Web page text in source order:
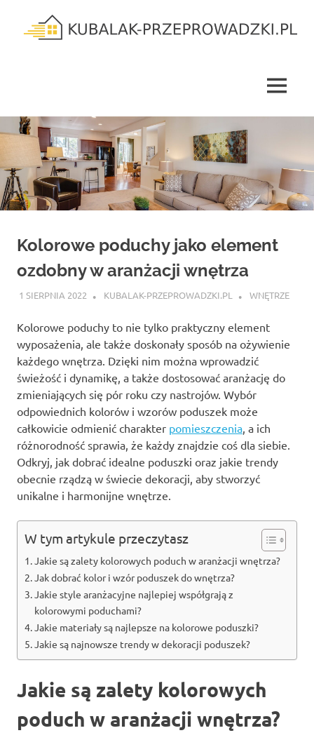
content
MENU
Kolorowe poduchy jako element
ozdobny w aranżacji wnętrza
1 SIERPNIA 2022 KUBALAK-PRZEPROWADZKI.PL WNĘTRZE
Kolorowe poduchy to nie tylko praktyczny element
wyposażenia, ale także doskonały sposób na ożywienie
każdego wnętrza. Dzięki nim można wprowadzić
świeżość i dynamikę, a także dostosować aranżację do
zmieniających się pór roku czy nastrojów. Wybór
odpowiednich kolorów i wzorów poduszek może
całkowicie odmienić charakter pomieszczenia , a ich
różnorodność sprawia, że każdy znajdzie coś dla siebie.
Odkryj, jak dobrać idealne poduszki oraz jakie trendy
obecnie rządzą w świecie dekoracji, aby stworzyć
unikalne i harmonijne wnętrze.
W tym artykule przeczytasz
Jakie są zalety kolorowych poduch w aranżacji wnętrza?
Jak dobrać kolor i wzór poduszek do wnętrza?
Jakie style aranżacyjne najlepiej współgrają z
kolorowymi poduchami?
Jakie materiały są najlepsze na kolorowe poduszki?
Jakie są najnowsze trendy w dekoracji poduszek?
Jakie są zalety kolorowych
poduch w aranżacji wnętrza?